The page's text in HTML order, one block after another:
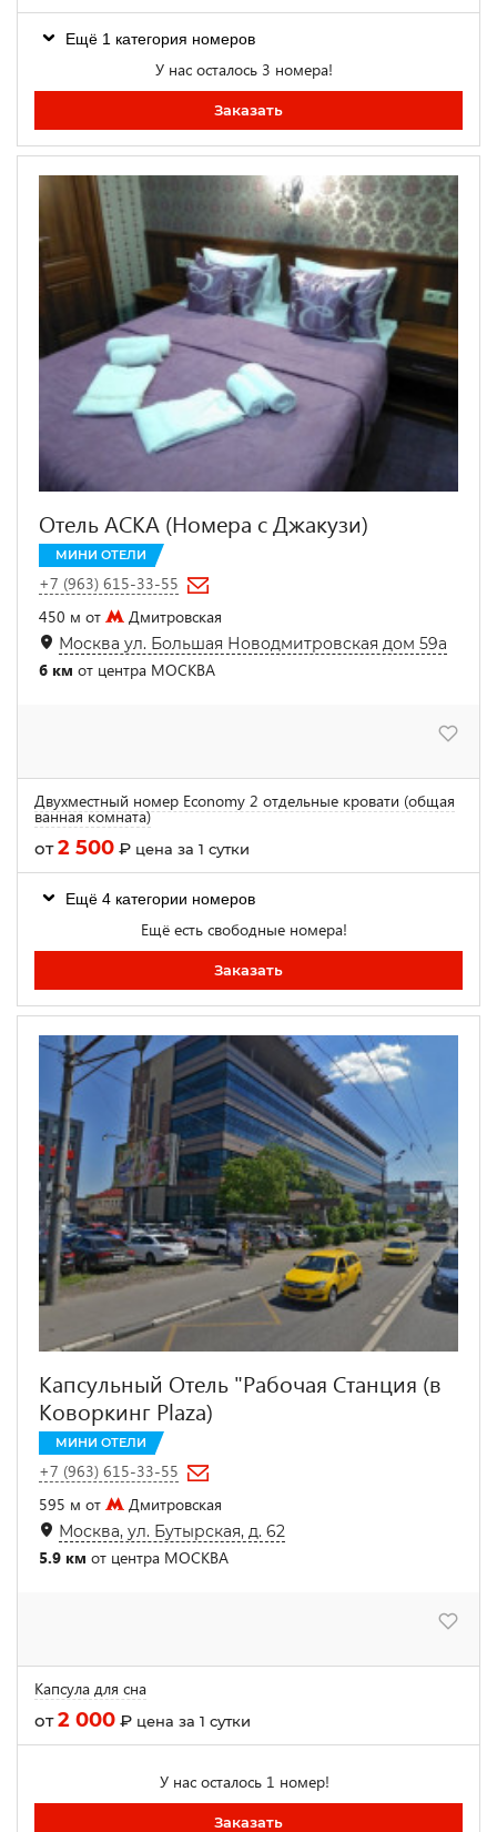
Ещё 1 категория номеров
У нас осталось 3 номера!
Заказать
Отель АСКА (Номера с Джакузи)
МИНИ ОТЕЛИ
+7 (963) 615-33-55
450 м от
Дмитровская
Москва ул. Большая Новодмитровская дом 59а
6 км от центра МОСКВА
Двухместный номер Economy 2 отдельные кровати (общая
ванная комната)
от2 500 ₽ цена за 1 сутки
Ещё 4 категории номеров
Ещё есть свободные номера!
Заказать
Капсульный Отель "Рабочая Станция (в
Коворкинг Plaza)
МИНИ ОТЕЛИ
+7 (963) 615-33-55
595 м от
Дмитровская
Москва, ул. Бутырская, д. 62
5.9 км от центра МОСКВА
Капсула для сна
от2 000 ₽ цена за 1 сутки
У нас осталось 1 номер!
Заказать